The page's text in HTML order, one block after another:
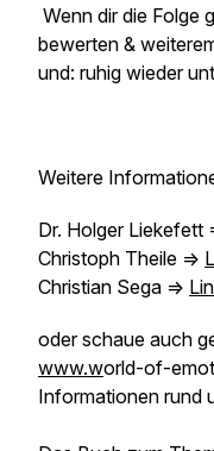
Wenn dir die Folge
bewerten &
und: ruhig wieder
Weitere
Dr. Holger Liekefett
Christoph Theile =>
Christian Sega =>
oder schaue auch
www.world-of-
Informationen rund